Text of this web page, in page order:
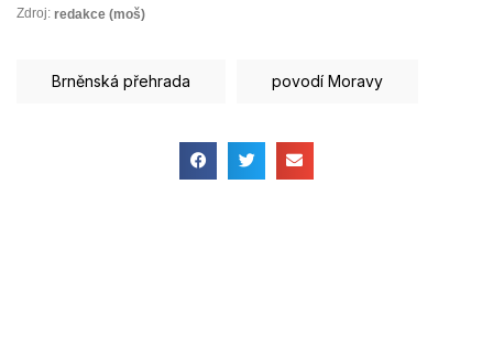
Zdroj: redakce (moš)
Brněnská přehrada povodí Moravy